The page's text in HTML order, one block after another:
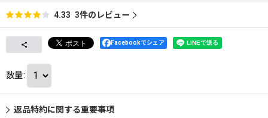
4.33 3件のレビュー
Facebookでシェア
数量:
返品特約に関する重要事項